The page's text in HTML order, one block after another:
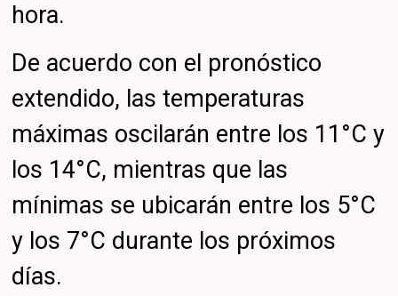
hora.
De acuerdo con el pronóstico
extendido, las temperaturas
máximas oscilarán entre los 11°C y
los 14°C, mientras que las
mínimas se ubicarán entre los 5°C
y los 7°C durante los próximos
días.